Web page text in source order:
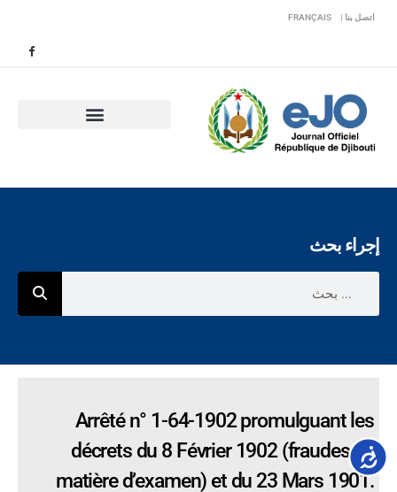
اتصل بنا | FRANÇAIS
إجراء بحث
Arrêté n° 1-64-1902 promulguant les
décrets du 8 Février 1902 (fraudes en
matière d’examen) et du 23 Mars 1901.